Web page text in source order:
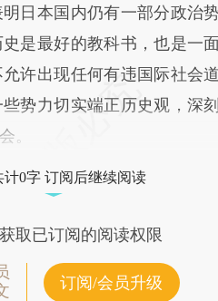
本国内仍有一部分政治
是最好的教科书，也是一
许出现任何有违国际社会
势力切实端正历史观，深
。
计0字 订阅后继续阅读
取已订阅的阅读权限
订阅/会员升级